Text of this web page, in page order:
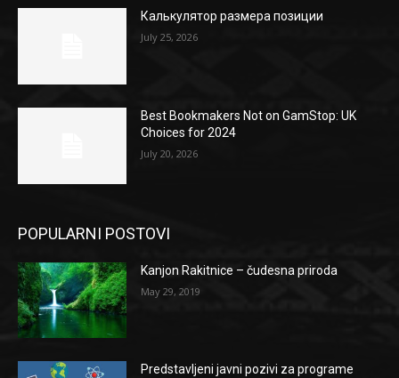
Калькулятор размера позиции
July 25, 2026
Best Bookmakers Not on GamStop: UK
Choices for 2024
July 20, 2026
POPULARNI POSTOVI
Kanjon Rakitnice – čudesna priroda
May 29, 2019
Predstavljeni javni pozivi za programe